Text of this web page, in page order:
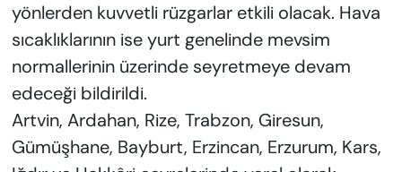
yönlerden kuvvetli rüzgarlar etkili olacak. Hava
sıcaklıklarının ise yurt genelinde mevsim
normallerinin üzerinde seyretmeye devam
edeceği bildirildi.
Artvin, Ardahan, Rize, Trabzon, Giresun,
Gümüşhane, Bayburt, Erzincan, Erzurum, Kars,